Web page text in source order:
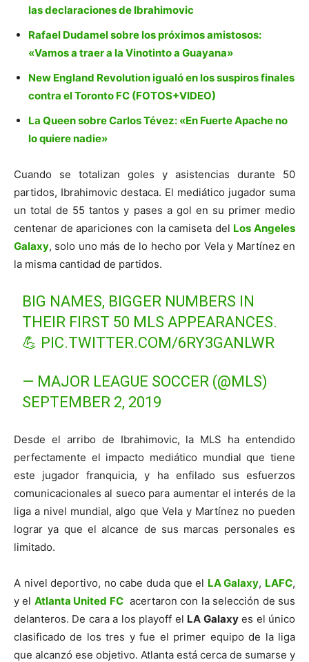
las declaraciones de Ibrahimovic
Rafael Dudamel sobre los próximos amistosos:
«Vamos a traer a la Vinotinto a Guayana»
New England Revolution igualó en los suspiros finales
contra el Toronto FC (FOTOS+VIDEO)
La Queen sobre Carlos Tévez: «En Fuerte Apache no
lo quiere nadie»
Cuando se totalizan goles y asistencias durante 50
partidos, Ibrahimovic destaca. El mediático jugador suma
un total de 55 tantos y pases a gol en su primer medio
centenar de apariciones con la camiseta del Los Angeles
Galaxy, solo uno más de lo hecho por Vela y Martínez en
la misma cantidad de partidos.
BIG NAMES, BIGGER NUMBERS IN
THEIR FIRST 50 MLS APPEARANCES.
💪 PIC.TWITTER.COM/6RY3GANLWR
— MAJOR LEAGUE SOCCER (@MLS)
SEPTEMBER 2, 2019
Desde el arribo de Ibrahimovic, la MLS ha entendido
perfectamente el impacto mediático mundial que tiene
este jugador franquicia, y ha enfilado sus esfuerzos
comunicacionales al sueco para aumentar el interés de la
liga a nivel mundial, algo que Vela y Martínez no pueden
lograr ya que el alcance de sus marcas personales es
limitado.
A nivel deportivo, no cabe duda que el LA Galaxy, LAFC,
y el Atlanta United FC acertaron con la selección de sus
delanteros. De cara a los playoff el LA Galaxyes el único
clasificado de los tres y fue el primer equipo de la liga
que alcanzó ese objetivo. Atlanta está cerca de sumarse y